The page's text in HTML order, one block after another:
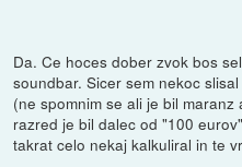
Da. Ce hoces dober zvok bos
soundbar. Sicer sem nekoc
(ne spomnim se ali je bil
razred je bil dalec od "100
takrat celo nekaj kalkuliral in te